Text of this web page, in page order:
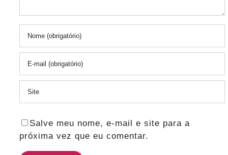
Salve meu nome, e-mail e site para a
próxima vez que eu comentar.